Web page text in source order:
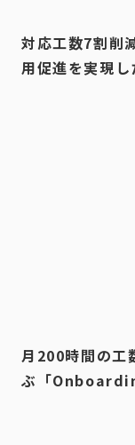
対応工数7割削
用促進を実現
月200時間の工
ぶ「